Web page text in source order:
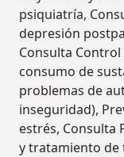
psiquiatría,
depresión
Consulta
consumo de
problemas de
inseguridad),
estrés, Consulta
y tratamiento de